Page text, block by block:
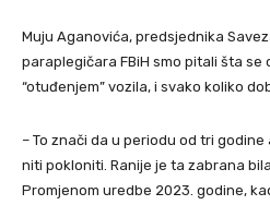
Muju Aganovića, predsjednika
paraplegičara FBiH smo pitali šta se
“otuđenjem” vozila, i svako koliko
– To znači da u periodu od tri
niti pokloniti. Ranije je ta zabrana
Promjenom uredbe 2023. godine,